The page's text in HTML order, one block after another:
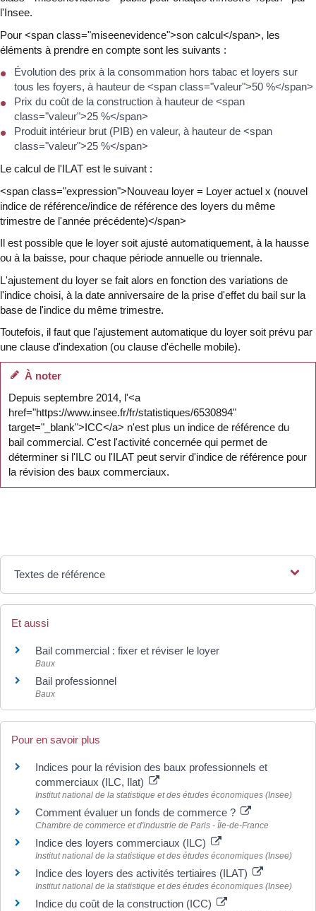
l'Insee.
Pour <span class="miseenevidence">son calcul</span>, les
éléments à prendre en compte sont les suivants :
Évolution des prix à la consommation hors tabac et loyers sur
tous les foyers, à hauteur de <span class="valeur">50 %</span>
Prix du coût de la construction à hauteur de <span
class="valeur">25 %</span>
Produit intérieur brut (PIB) en valeur, à hauteur de <span
class="valeur">25 %</span>
Le calcul de l'ILAT est le suivant :
<span class="expression">Nouveau loyer = Loyer actuel x (nouvel
indice de référence/indice de référence des loyers du même
trimestre de l'année précédente)</span>
Il est possible que le loyer soit ajusté automatiquement, à la hausse
ou à la baisse, pour chaque période annuelle ou triennale.
L'ajustement du loyer se fait alors en fonction des variations de
l'indice choisi, à la date anniversaire de la prise d'effet du bail sur la
base de l'indice du même trimestre.
Toutefois, il faut que l'ajustement automatique du loyer soit prévu par
une clause d'indexation (ou clause d'échelle mobile).
À noter
Depuis septembre 2014, l'<a
href="https://www.insee.fr/fr/statistiques/6530894"
target="_blank">ICC</a> n'est plus un indice de référence du
bail commercial. C'est l'activité concernée qui permet de
déterminer si l'ILC ou l'ILAT peut servir d'indice de référence pour
la révision des baux commerciaux.
Textes de référence
Et aussi
Bail commercial : fixer et réviser le loyer
Baux
Bail professionnel
Baux
Pour en savoir plus
Indices pour la révision des baux professionnels et
commerciaux (ILC, Ilat)
Institut national de la statistique et des études économiques (Insee)
Comment évaluer un fonds de commerce ?
Chambre de commerce et d'industrie de Paris - Île-de-France
Indice des loyers commerciaux (ILC)
Institut national de la statistique et des études économiques (Insee)
Indice des loyers des activités tertiaires (ILAT)
Institut national de la statistique et des études économiques (Insee)
Indice du coût de la construction (ICC)